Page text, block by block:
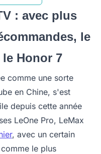
: avec plus
le
Honor 7
comme une sorte
en Chine, s'est
depuis cette année
LeOne Pro, LeMax
, avec un certain
le plus